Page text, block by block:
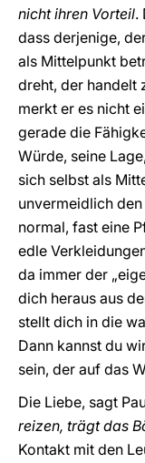
nicht ihren Vorteil.
dass derjenige,
als Mittelpunkt
dreht, der handelt
merkt er es nicht
gerade die
Würde, seine
sich selbst als
unvermeidlich
normal, fast eine
edle
da immer der
dich heraus aus
stellt dich in die
Dann kannst du
sein, der auf das
Die Liebe, sagt
reizen, trägt das
Kontakt mit den